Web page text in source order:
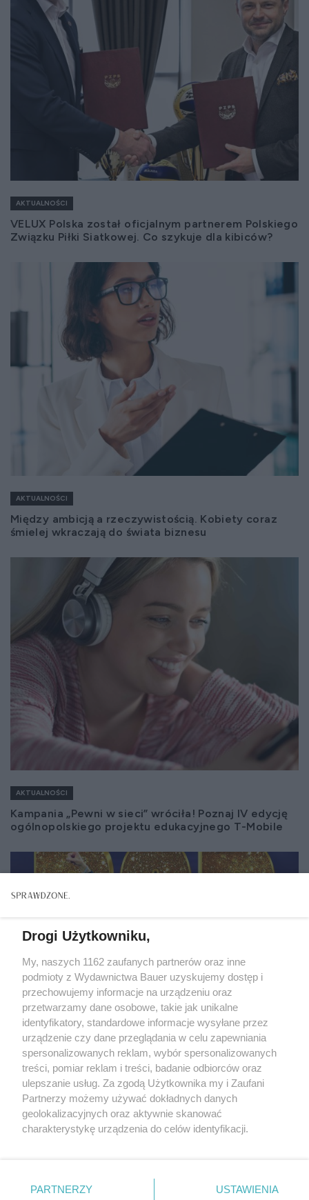
AKTUALNOŚCI
VELUX Polska został oficjalnym partnerem Polskiego
Związku Piłki Siatkowej. Co szykuje dla kibiców?
AKTUALNOŚCI
Między ambicją a rzeczywistością. Kobiety coraz
śmielej wkraczają do świata biznesu
AKTUALNOŚCI
Kampania „Pewni w sieci” wróciła! Poznaj IV edycję
ogólnopolskiego projektu edukacyjnego T-Mobile
AKTUALNOŚCI
Sir Rod Stewart zagra dwa koncerty w Polsce!
KONTAKT REKLAMA
Drogi Użytkowniku,
My, naszych 1162 zaufanych partnerów oraz inne
podmioty z Wydawnictwa Bauer uzyskujemy dostęp i
przechowujemy informacje na urządzeniu oraz
przetwarzamy dane osobowe, takie jak unikalne
identyfikatory, standardowe informacje wysyłane przez
urządzenie czy dane przeglądania w celu zapewniania
spersonalizowanych reklam, wybór spersonalizowanych
treści, pomiar reklam i treści, badanie odbiorców oraz
ulepszanie usług. Za zgodą Użytkownika my i Zaufani
Partnerzy możemy używać dokładnych danych
geolokalizacyjnych oraz aktywnie skanować
charakterystykę urządzenia do celów identyfikacji.
zmienić/wycofać klikając przycisk ustawień prywatności
PARTNERZY USTAWIENIA